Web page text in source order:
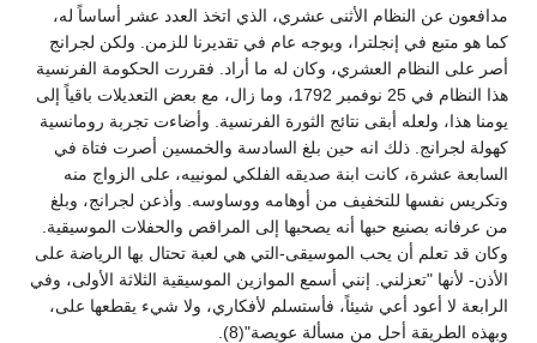
مدافعون عن النظام الأثنى عشري، الذي اتخذ العدد عشر أساساً له،
كما هو متبع في إنجلترا، وبوجه عام في تقديرنا للزمن. ولكن لجرانج
أصر على النظام العشري، وكان له ما أراد. فقررت الحكومة الفرنسية
هذا النظام في 25 نوفمبر 1792، وما زال، مع بعض التعديلات باقياً إلى
يومنا هذا، ولعله أبقى نتائج الثورة الفرنسية. وأضاءت تجربة رومانسية
كهولة لجرانج. ذلك انه حين بلغ السادسة والخمسين أصرت فتاة في
السابعة عشرة، كانت ابنة صديقه الفلكي لمونييه، على الزواج منه
وتكريس نفسها للتخفيف من أوهامه ووساوسه. وأذعن لجرانج، وبلغ
من عرفانه بصنيع حبها أنه يصحبها إلى المراقص والحفلات الموسيقية.
وكان قد تعلم أن يحب الموسيقى-التي هي لعبة تحتال بها الرياضة على
الأذن- لأنها "تعزلني. إنني أسمع الموازين الموسيقية الثلاثة الأولى، وفي
الرابعة لا أعود أعي شيئاً، فأستسلم لأفكاري، ولا شيء يقطعها على،
وبهذه الطريقة أحل من مسألة عويصة"(8).